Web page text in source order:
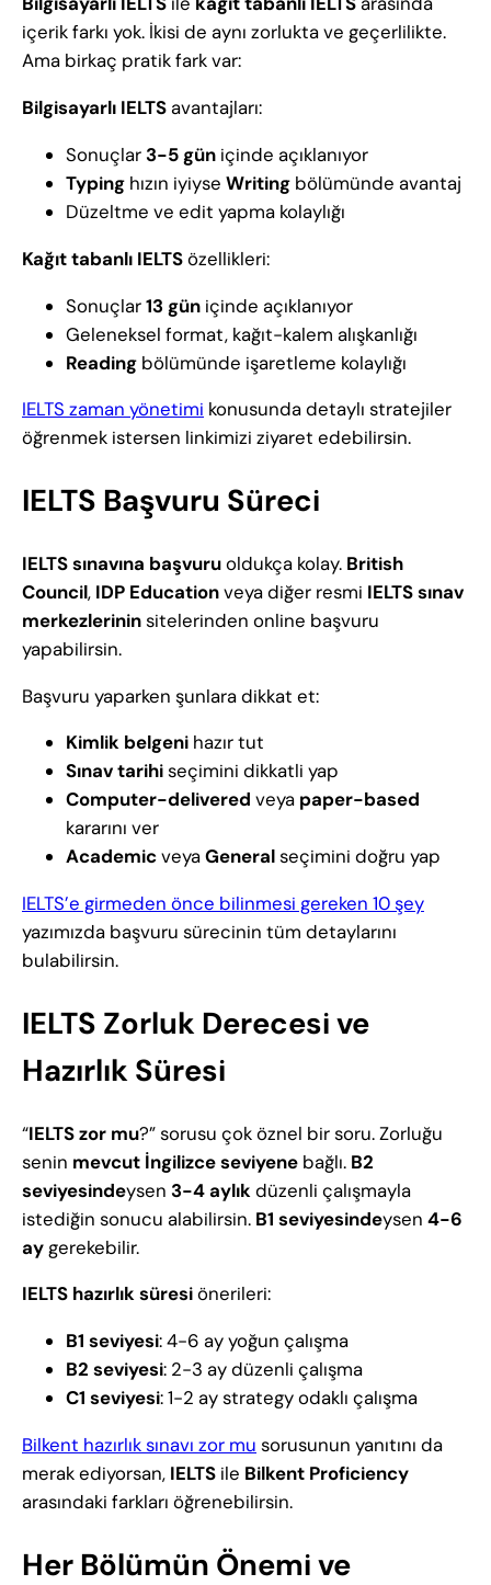
içerik farkı yok. İkisi de aynı zorlukta ve geçerlilikte.
Ama birkaç pratik fark var:
Bilgisayarlı IELTSavantajları:
Sonuçlar3-5 gün içinde açıklanıyor
Typing hızın iyiyse Writing bölümünde avantaj
Düzeltme ve edit yapma kolaylığı
Kağıt tabanlı IELTSözellikleri:
Sonuçlar13 gün içinde açıklanıyor
Geleneksel format, kağıt-kalem alışkanlığı
Reading bölümünde işaretleme kolaylığı
IELTS zaman yönetimi konusunda detaylı stratejiler
öğrenmek istersen linkimizi ziyaret edebilirsin.
IELTS Başvuru Süreci
IELTS sınavına başvuruoldukça kolay. British
Council, IDP Educationveya diğer resmi IELTS sınav
merkezlerininsitelerinden online başvuru
yapabilirsin.
Başvuru yaparken şunlara dikkat et:
Kimlik belgeni hazır tut
Sınav tarihiseçimini dikkatli yap
Computer-delivered veya paper-based
kararını ver
AcademicveyaGeneralseçimini doğru yap
IELTS’e girmeden önce bilinmesi gereken 10 şey
yazımızda başvuru sürecinin tüm detaylarını
bulabilirsin.
IELTS Zorluk Derecesi ve
Hazırlık Süresi
“IELTS zor mu?” sorusu çok öznel bir soru. Zorluğu
senin mevcut İngilizce seviyene bağlı. B2
seviyesindeysen 3-4 aylıkdüzenli çalışmayla
istediğin sonucu alabilirsin. B1 seviyesindeysen 4-6
aygerekebilir.
IELTS hazırlık süresiönerileri:
B1 seviyesi: 4-6 ay yoğun çalışma
B2 seviyesi: 2-3 ay düzenli çalışma
C1 seviyesi: 1-2 ay strategy odaklı çalışma
Bilkent hazırlık sınavı zor mu sorusunun yanıtını da
merak ediyorsan, IELTS ile Bilkent Proficiency
arasındaki farkları öğrenebilirsin.
Her Bölümün Önemi ve